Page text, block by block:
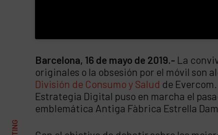
Barcelona, 16 de mayo de 2019.- La
originales o la obsesión por el móvil son
División de Consumo y Salud de
Estrategia Digital puso en marcha el
emblemática Antiga Fàbrica Estrella